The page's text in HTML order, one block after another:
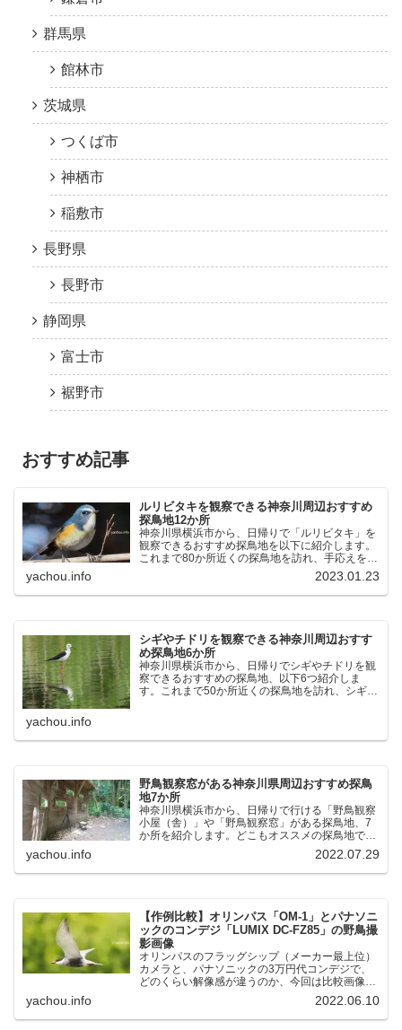
群馬県
館林市
茨城県
つくば市
神栖市
稲敷市
長野県
長野市
静岡県
富士市
裾野市
おすすめ記事
ルリビタキを観察できる神奈川周辺おすすめ
探鳥地12か所
神奈川県横浜市から、日帰りで「ルリビタキ」を
観察できるおすすめ探鳥地を以下に紹介します。
これまで80か所近くの探鳥地を訪れ、手応えを感
じた場所です。以下、★ が多いほど観察しやす
く、出現頻度が高いと感じた場所です。 北本自然
観察公園：埼玉県...
yachou.info 2023.01.23
シギやチドリを観察できる神奈川周辺おすす
め探鳥地6か所
神奈川県横浜市から、日帰りでシギやチドリを観
察できるおすすめの探鳥地、以下6つ紹介しま
す。これまで50か所近くの探鳥地を訪れ、シギや
yachou.info
野鳥観察窓がある神奈川県周辺おすすめ探鳥
地7か所
神奈川県横浜市から、日帰りで行ける「野鳥観察
小屋（舎）」や「野鳥観察窓」がある探鳥地、7
か所を紹介します。どこもオススメの探鳥地で
す。実際に訪れてみると、野山にいる野鳥、海や
湖にいる野鳥それぞれ違う観察になりました。街
中にあり、電車で行ける...
yachou.info 2022.07.29
【作例比較】オリンパス「OM-1」とパナソニ
ックのコンデジ「LUMIX DC-FZ85」の野鳥撮
影画像
オリンパスのフラッグシップ（メーカー最上位）
カメラと、パナソニックの3万円代コンデジで、
どのくらい解像感が違うのか、今回は比較画像を
紹介します。私はコンデジを愛用しているのです
が、相棒がオリンパス「OM-1」を使い始めたと
ころ、同じ被写体で...
yachou.info 2022.06.10